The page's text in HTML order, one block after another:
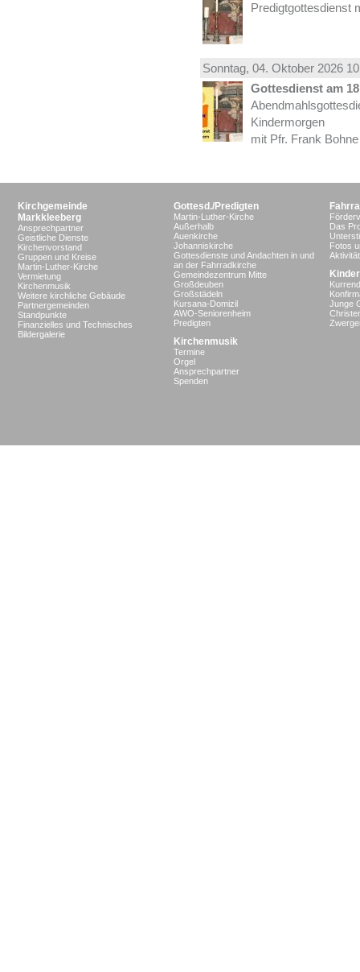
Predigtgottesdienst
Sonntag, 04. Oktober 2026
Gottesdienst am
Kindermorgen
mit Pfr. Frank Bohne
Kirchgemeinde
Markkleeberg
Ansprechpartner
Geistliche Dienste
Kirchenvorstand
Gruppen und Kreise
Martin-Luther-Kirche
Vermietung
Kirchenmusik
Weitere kirchliche Gebäude
Partnergemeinden
Standpunkte
Finanzielles und Technisches
Bildergalerie
Gottesd./Predigten
Martin-Luther-Kirche
Außerhalb
Auenkirche
Johanniskirche
Gottesdienste und Andachten in und
an der Fahrradkirche
Gemeindezentrum Mitte
Großdeuben
Großstädeln
Kursana-Domizil
AWO-Seniorenheim
Predigten
Kirchenmusik
Termine
Orgel
Ansprechpartner
Spenden
Das
Fotos
Junge